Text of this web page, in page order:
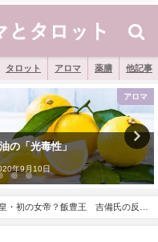
タロット アロマ 薬膳 他記事
アロマ
の「光毒性」
年9月10日
・初の女帝？飯豊王 吉備氏の反乱